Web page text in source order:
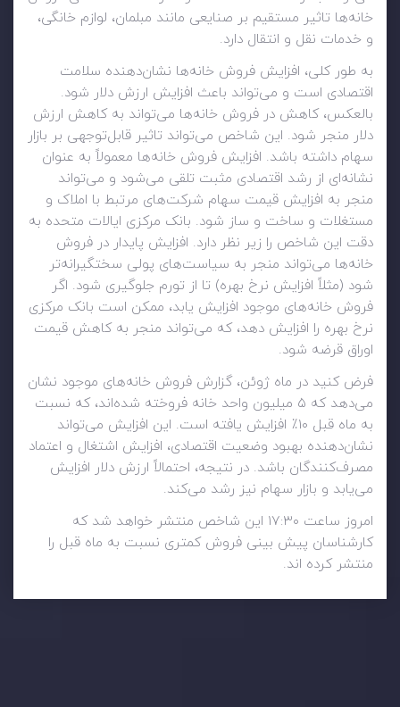
خانه‌ها تاثیر مستقیم بر صنایعی مانند مبلمان، لوازم خانگی،
و خدمات نقل و انتقال دارد.
به طور کلی، افزایش فروش خانه‌ها نشان‌دهنده سلامت
اقتصادی است و می‌تواند باعث افزایش ارزش دلار شود.
بالعکس، کاهش در فروش خانه‌ها می‌تواند به کاهش ارزش
دلار منجر شود. این شاخص می‌تواند تاثیر قابل‌توجهی بر بازار
سهام داشته باشد. افزایش فروش خانه‌ها معمولاً به عنوان
نشانه‌ای از رشد اقتصادی مثبت تلقی می‌شود و می‌تواند
منجر به افزایش قیمت سهام شرکت‌های مرتبط با املاک و
مستغلات و ساخت و ساز شود. بانک مرکزی ایالات متحده به
دقت این شاخص را زیر نظر دارد. افزایش پایدار در فروش
خانه‌ها می‌تواند منجر به سیاست‌های پولی سختگیرانه‌تر
شود (مثلاً افزایش نرخ بهره) تا از تورم جلوگیری شود. اگر
فروش خانه‌های موجود افزایش یابد، ممکن است بانک مرکزی
نرخ بهره را افزایش دهد، که می‌تواند منجر به کاهش قیمت
اوراق قرضه شود.
فرض کنید در ماه ژوئن، گزارش فروش خانه‌های موجود نشان
می‌دهد که ۵ میلیون واحد خانه فروخته شده‌اند، که نسبت
به ماه قبل ۱۰٪ افزایش یافته است. این افزایش می‌تواند
نشان‌دهنده بهبود وضعیت اقتصادی، افزایش اشتغال و اعتماد
مصرف‌کنندگان باشد. در نتیجه، احتمالاً ارزش دلار افزایش
می‌یابد و بازار سهام نیز رشد می‌کند.
امروز ساعت ۱۷:۳۰ این شاخص منتشر خواهد شد که
کارشناسان پیش بینی فروش کمتری نسبت به ماه قبل را
منتشر کرده اند.